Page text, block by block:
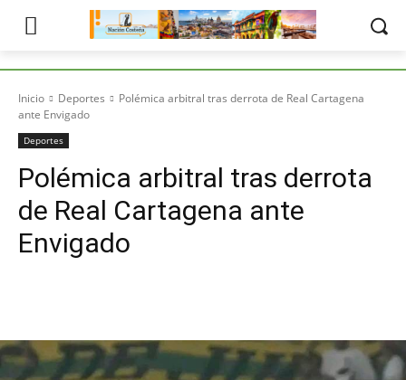
Inicio Deportes
Polémica arbitral tras derrota de Real Cartagena
ante Envigado
Deportes
Polémica arbitral tras derrota
de Real Cartagena ante
Envigado